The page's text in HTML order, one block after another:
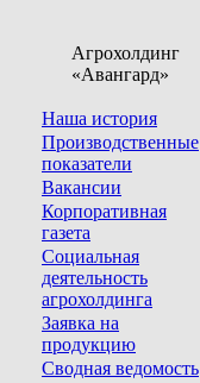
Агрохолдинг
«Авангард»
Наша история
Производственные
показатели
Вакансии
Корпоративная
газета
Социальная
деятельность
агрохолдинга
Заявка на
продукцию
Сводная ведомость